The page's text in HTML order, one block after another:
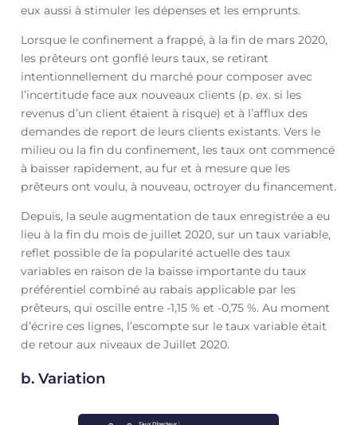
eux aussi à stimuler les dépenses et les emprunts.
Lorsque le confinement a frappé, à la fin de mars 2020,
les prêteurs ont gonflé leurs taux, se retirant
intentionnellement du marché pour composer avec
l’incertitude face aux nouveaux clients (p. ex. si les
revenus d’un client étaient à risque) et à l’afflux des
demandes de report de leurs clients existants. Vers le
milieu ou la fin du confinement, les taux ont commencé
à baisser rapidement, au fur et à mesure que les
prêteurs ont voulu, à nouveau, octroyer du financement.
Depuis, la seule augmentation de taux enregistrée a eu
lieu à la fin du mois de juillet 2020, sur un taux variable,
reflet possible de la popularité actuelle des taux
variables en raison de la baisse importante du taux
préférentiel combiné au rabais applicable par les
prêteurs, qui oscille entre -1,15 % et -0,75 %. Au moment
d’écrire ces lignes, l’escompte sur le taux variable était
de retour aux niveaux de Juillet 2020.
b. Variation